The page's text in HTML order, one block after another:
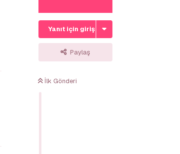
Yanıt için giriş yap
Paylaş
İlk Gönderi